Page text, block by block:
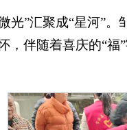
光”汇聚成“星河”
，伴随着喜庆的“